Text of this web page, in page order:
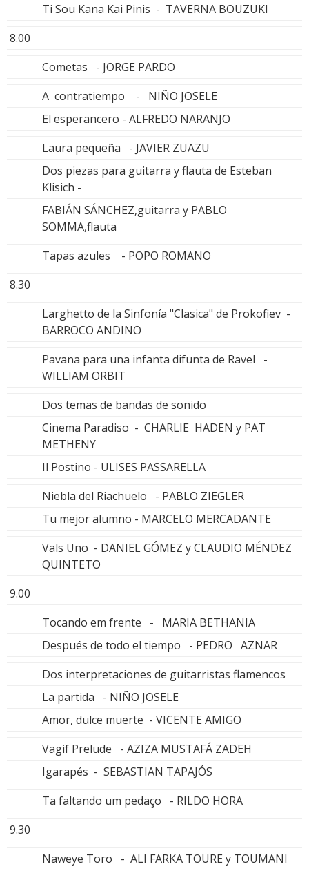
Ti Sou Kana Kai Pinis - TAVERNA BOUZUKI
8.00
Cometas - JORGE PARDO
A contratiempo - NIÑO JOSELE
El esperancero - ALFREDO NARANJO
Laura pequeña - JAVIER ZUAZU
Dos piezas para guitarra y flauta de Esteban
Klisich -
FABIÁN SÁNCHEZ,guitarra y PABLO
SOMMA,flauta
Tapas azules - POPO ROMANO
8.30
Larghetto de la Sinfonía "Clasica" de Prokofiev -
BARROCO ANDINO
Pavana para una infanta difunta de Ravel -
WILLIAM ORBIT
Dos temas de bandas de sonido
Cinema Paradiso - CHARLIE HADEN y PAT
METHENY
Il Postino - ULISES PASSARELLA
Niebla del Riachuelo - PABLO ZIEGLER
Tu mejor alumno - MARCELO MERCADANTE
Vals Uno - DANIEL GÓMEZ y CLAUDIO MÉNDEZ
QUINTETO
9.00
Tocando em frente - MARIA BETHANIA
Después de todo el tiempo - PEDRO AZNAR
Dos interpretaciones de guitarristas flamencos
La partida - NIÑO JOSELE
Amor, dulce muerte - VICENTE AMIGO
Vagif Prelude - AZIZA MUSTAFÁ ZADEH
Igarapés - SEBASTIAN TAPAJÓS
Ta faltando um pedaço - RILDO HORA
9.30
Naweye Toro - ALI FARKA TOURE y TOUMANI